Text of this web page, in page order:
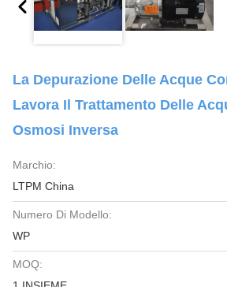
La Depurazione Delle Acque
Lavora Il Trattamento Delle
Osmosi Inversa
Marchio:
LTPM China
Numero Di Modello:
WP
MOQ: